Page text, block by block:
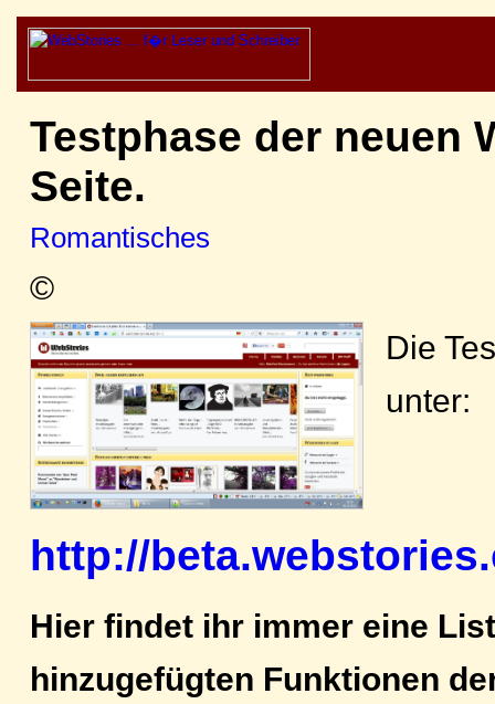
Testphase der neuen
Seite.
Romantisches
©
Die
unter:
http://
Hier findet ihr immer eine
hinzugefügten Funktionen